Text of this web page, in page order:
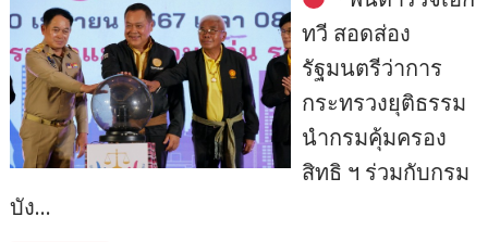
ทวี สอดส่อง
รัฐมนตรีว่าการ
กระทรวงยุติธรรม
นำกรมคุ้มครอง
สิทธิ ฯ ร่วมกับกรม
บัง…